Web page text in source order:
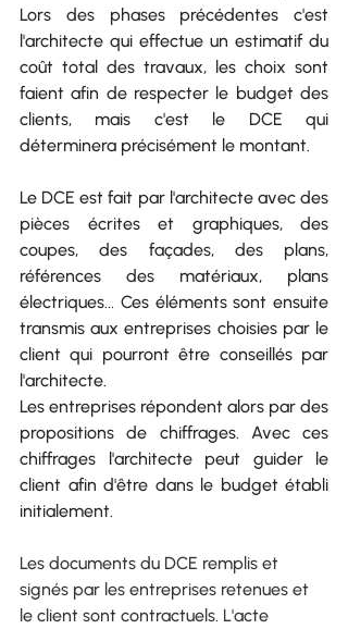
Lors des phases précédentes c'est
l'architecte qui effectue un estimatif du
coût total des travaux, les choix sont
faient afin de respecter le budget des
clients, mais c'est le DCE qui
déterminera précisément le montant.
Le DCE est fait par l'architecte avec des
pièces écrites et graphiques, des
coupes, des façades, des plans,
références des matériaux, plans
électriques... Ces éléments sont ensuite
transmis aux entreprises choisies par le
client qui pourront être conseillés par
l'architecte.
Les entreprises répondent alors par des
propositions de chiffrages. Avec ces
chiffrages l'architecte peut guider le
client afin d'être dans le budget établi
initialement.
Les documents du DCE remplis et
signés par les entreprises retenues et
le client sont contractuels. L'acte